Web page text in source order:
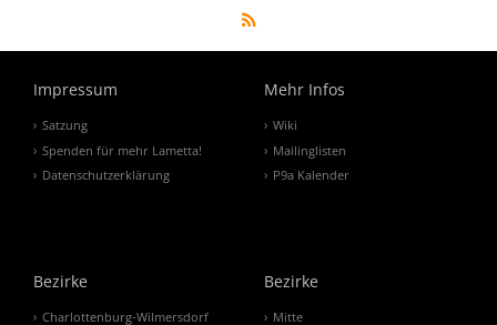
Impressum
Satzung
Spenden für mehr Lametta!
Datenschutzerklärung
Mehr Infos
Wiki
Mailinglisten
P9a Kalender
Bezirke
Charlottenburg-Wilmersdorf
Bezirke
Mitte